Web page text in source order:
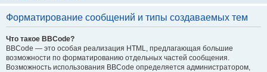
Форматирование сообщений и типы создаваемых тем
Что такое BBCode?
BBCode — это особая реализация HTML, предлагающая большие
возможности по форматированию отдельных частей сообщения.
Возможность использования BBCode определяется администратором,